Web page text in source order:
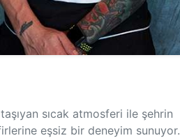
sıcak atmosferi ile şehrin
eşsiz bir deneyim sunuyor.